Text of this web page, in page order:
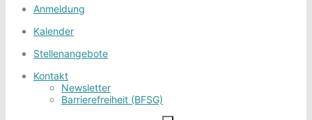
Anmeldung
Kalender
Stellenangebote
Kontakt
Newsletter
Barrierefreiheit (BFSG)